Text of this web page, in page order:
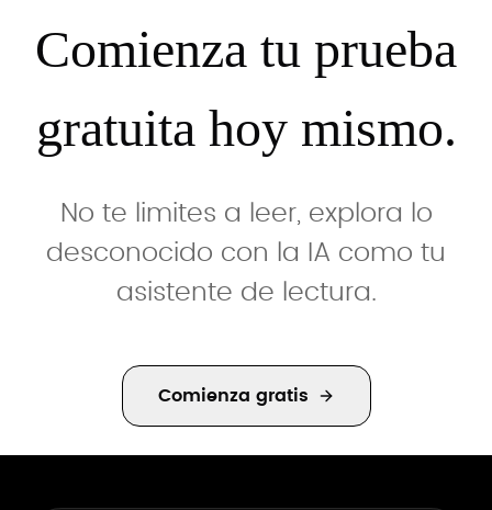
Comienza tu prueba
gratuita hoy mismo.
No te limites a leer, explora lo
desconocido con la IA como tu
asistente de lectura.
Comienza gratis